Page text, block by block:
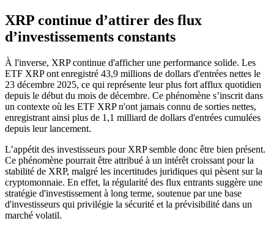
XRP continue d’attirer des flux
d’investissements constants
À l'inverse, XRP continue d'afficher une performance solide. Les
ETF XRP ont enregistré 43,9 millions de dollars d'entrées nettes le
23 décembre 2025, ce qui représente leur plus fort afflux quotidien
depuis le début du mois de décembre. Ce phénomène s’inscrit dans
un contexte où les ETF XRP n'ont jamais connu de sorties nettes,
enregistrant ainsi plus de 1,1 milliard de dollars d'entrées cumulées
depuis leur lancement.
L’appétit des investisseurs pour XRP semble donc être bien présent.
Ce phénomène pourrait être attribué à un intérêt croissant pour la
stabilité de XRP, malgré les incertitudes juridiques qui pèsent sur la
cryptomonnaie. En effet, la régularité des flux entrants suggère une
stratégie d'investissement à long terme, soutenue par une base
d'investisseurs qui privilégie la sécurité et la prévisibilité dans un
marché volatil.